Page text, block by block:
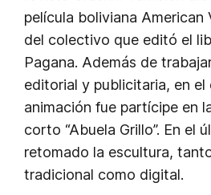
película boliviana American
del colectivo que editó el
Pagana. Además de
editorial y publicitaria, en el
animación fue partícipe en
corto “Abuela Grillo”. En el
retomado la escultura,
tradicional como digital.